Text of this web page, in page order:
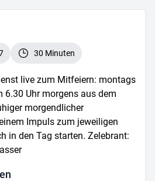
30 Minuten
live zum Mitfeiern: montags
Uhr morgens aus dem
morgendlicher
Impuls zum jeweiligen
in den Tag starten. Zelebrant: